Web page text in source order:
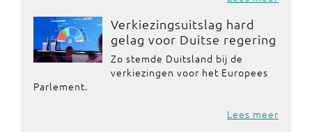
Verkiezingsuitslag hard
gelag voor Duitse regering
Zo stemde Duitsland bij de
verkiezingen voor het Europees
Parlement.
Lees meer